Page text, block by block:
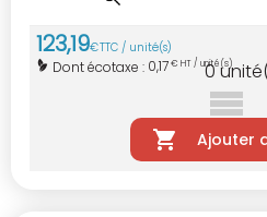
123,19€TTC / unité(s)
Dont écotaxe : 0,17€ HT / unité(s)
0
Ajouter